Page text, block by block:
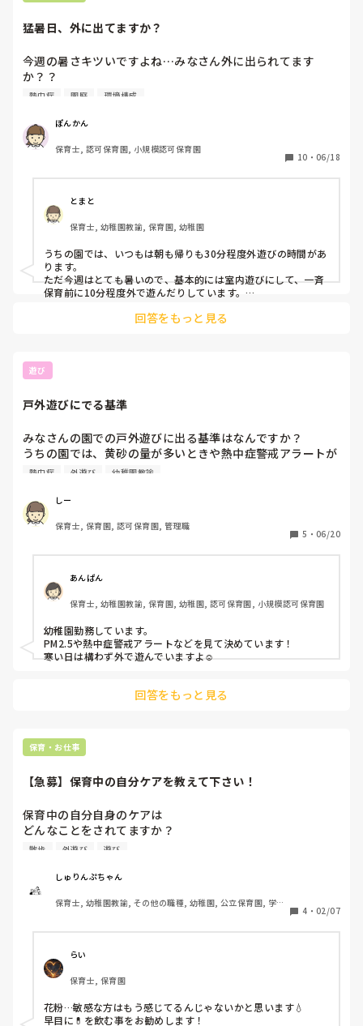
猛暑日、外に出てますか？
今週の暑さキツいですよね…みなさん外に出られてます
か？？
うちの園、この猛暑のなか散歩に出てるのですが
ています。(園庭ありません)
でも全学年でてます。0歳児もです。(さすがに10:00前に出
てはいますがすでに猛暑です泣)
みなさんの園は出てみえますか？
また、外気温のボーダーなど猛暑日の対応は決めています
か？
熱中症 園庭 環境構成
ぽんかん
保育士, 認可保育園, 小規模認可保育園
10 ・ 06/18
とまと
保育士, 幼稚園教諭, 保育園, 幼稚園
うちの園では、いつもは朝も帰りも30分程度外遊びの時間があ
ります。
ただ今週はとても暑いので、基本的には室内遊びにして、一斉
保育前に10分程度外で遊んだりしています。
子どもにミストのように少し水をかけたりしながら遊んでいま
回答をもっと見る
遊び
戸外遊びにでる基準
みなさんの園での戸外遊びに出る基準はなんですか？
うちの園では、黄砂の量が多いときや熱中症警戒アラートが
出たら戸外遊びはしていませんでした。しかし、こどもが通
外で遊んでいます。
みなさんの園では、明確な基準はあるのでしょうか？
熱中症 外遊び 幼稚園教諭
しー
保育士, 保育園, 認可保育園, 管理職
5 ・ 06/20
あんぱん
保育士, 幼稚園教諭, 保育園, 幼稚園, 認可保育園, 小規模認可保育園
幼稚園勤務しています。
PM2.5や熱中症警戒アラートなどを見て決めています！
寒い日は構わず外で遊んでいますよ☺️
回答をもっと見る
保育・お仕事
【急募】保育中の自分ケアを教えて下さい！
保育中の自分自身のケアは
どんなことをされてますか？
私は花粉症がかなり酷くて…
これから暖かくなり、ますます症状が出ると
思うと…ヒヤヒヤしています…💦
何か保育中でも簡単に出来ることがあれば
教えて頂きたいです😣🌿
また花粉症以外にも
乾燥や日焼け対策、冷えや腰痛など
散歩 外遊び 遊び
しゅりんぷちゃん
保育士, 幼稚園教諭, その他の職種, 幼稚園, 公立保育園, 学童
4 ・ 02/07
らい
保育士, 保育園
花粉…敏感な方はもう感じてるんじゃないかと思います💧
早目に💊を飲む事をお勧めします！